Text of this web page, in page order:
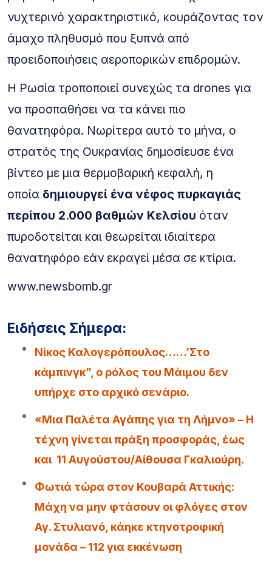
νυχτερινό χαρακτηριστικό, κουράζοντας τον
άμαχο πληθυσμό που ξυπνά από
προειδοποιήσεις αεροπορικών επιδρομών.
Η Ρωσία τροποποιεί συνεχώς τα drones για
να προσπαθήσει να τα κάνει πιο
θανατηφόρα. Νωρίτερα αυτό το μήνα, ο
στρατός της Ουκρανίας δημοσίευσε ένα
βίντεο με μια θερμοβαρική κεφαλή, η
οποία δημιουργεί ένα νέφος πυρκαγιάς
περίπου 2.000 βαθμών Κελσίου όταν
πυροδοτείται και θεωρείται ιδιαίτερα
θανατηφόρο εάν εκραγεί μέσα σε κτίρια.
www.newsbomb.gr
Ειδήσεις Σήμερα:
Νίκος Καλογερόπουλος……’Στο
κάμπινγκ”, ο ρόλος του Μάιμου δεν
υπήρχε στο αρχικό σενάριο.
«Μια Παλέτα Αγάπης για τη Λήμνο» – Η
τέχνη γίνεται πράξη προσφοράς, έως
και 11 Αυγούστου/Αίθουσα Γκαλιούρη.
Φωτιά τώρα στον Κουβαρά Αττικής:
Μάχη να μην φτάσουν οι φλόγες στον
Αγ. Στυλιανό, κάηκε κτηνοτροφική
μονάδα – 112 για εκκένωση